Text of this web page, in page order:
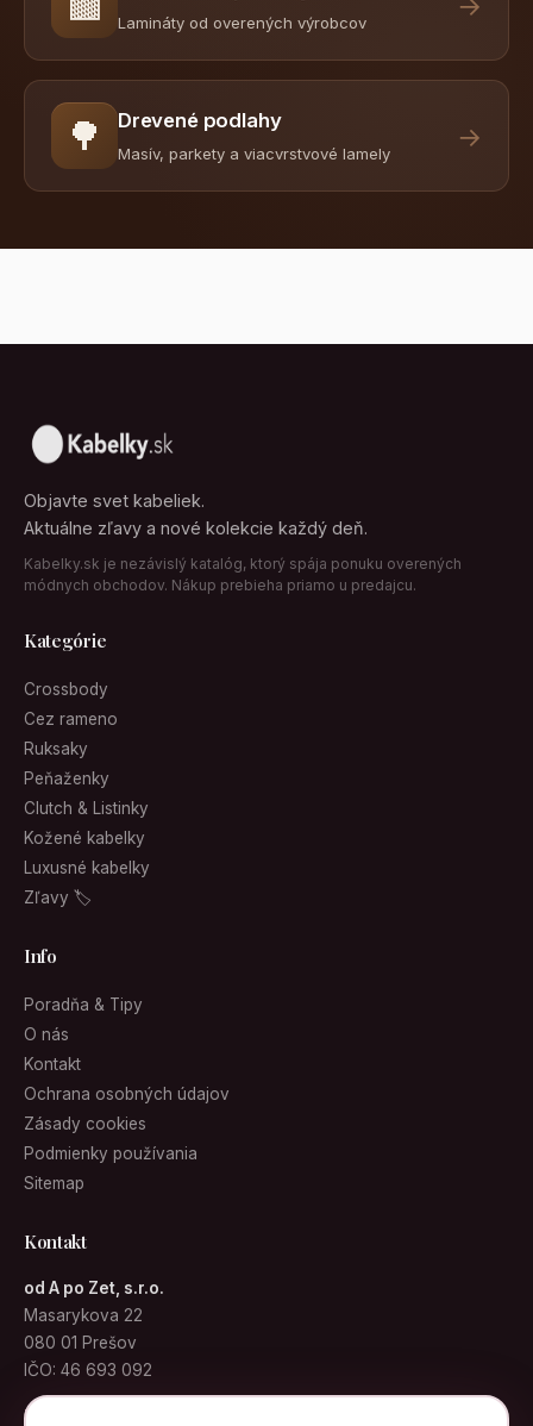
Lamináty od overených výrobcov
🌳 Drevené podlahy
Masív, parkety a viacvrstvové lamely
→
Objavte svet kabeliek.
Aktuálne zľavy a nové kolekcie každý deň.
Kabelky.sk je nezávislý katalóg, ktorý spája ponuku overených
módnych obchodov. Nákup prebieha priamo u predajcu.
Kategórie
Crossbody
Cez rameno
Ruksaky
Peňaženky
Clutch & Listinky
Kožené kabelky
Luxusné kabelky
Zľavy 🏷
Info
Poradňa & Tipy
O nás
Kontakt
Ochrana osobných údajov
Zásady cookies
Podmienky používania
Sitemap
Kontakt
od A po Zet, s.r.o.
Masarykova 22
080 01 Prešov
IČO: 46 693 092
info@kabelky.sk